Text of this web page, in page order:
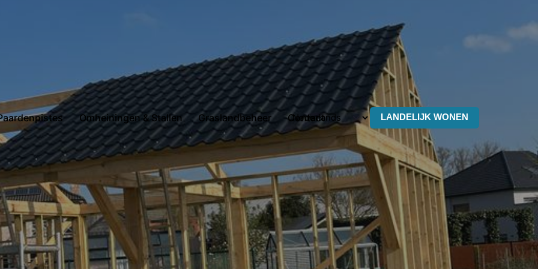
Omheiningen & Stallen Graslandbeheer Contact LANDELIJK WONEN